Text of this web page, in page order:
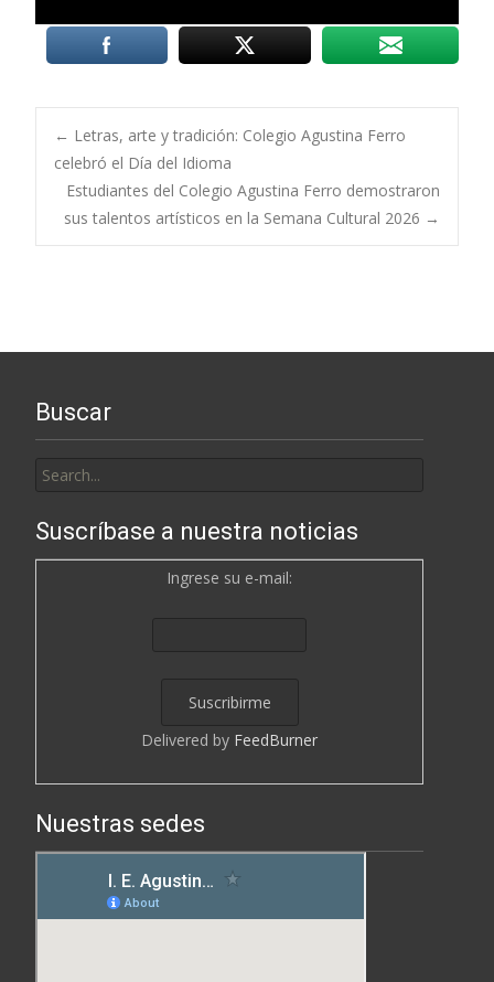
Post
navigation
← Letras, arte y tradición: Colegio Agustina Ferro
celebró el Día del Idioma
Estudiantes del Colegio Agustina Ferro demostraron
sus talentos artísticos en la Semana Cultural 2026 →
Buscar
for:
Suscríbase a nuestra noticias
Ingrese su e-mail:
Delivered by FeedBurner
Nuestras sedes